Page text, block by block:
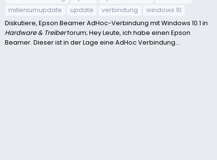
t
e
l
l
t
e
l
l
l
a
g
w
milleniumupdate
update verbindung
windows 10
Diskutiere, Epson Beamer AdHoc-Verbindung mit Windows 10.1 in
Hardware & Treiberforum; Hey Leute, ich habe einen Epson
Beamer. Dieser ist in der Lage eine AdHoc Verbindung...